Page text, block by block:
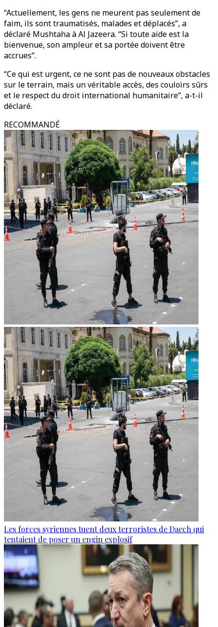
“Actuellement, les gens ne meurent pas seulement de
faim, ils sont traumatisés, malades et déplacés”, a
déclaré Mushtaha à Al Jazeera. “Si toute aide est la
bienvenue, son ampleur et sa portée doivent être
accrues”.
“Ce qui est urgent, ce ne sont pas de nouveaux obstacles
sur le terrain, mais un véritable accès, des couloirs sûrs
et le respect du droit international humanitaire”, a-t-il
déclaré.
RECOMMANDÉ
Les forces syriennes tuent deux terroristes de Daech qui
tentaient de poser un engin explosif